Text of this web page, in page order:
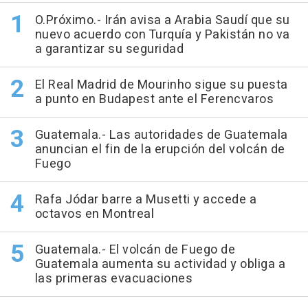
O.Próximo.- Irán avisa a Arabia Saudí que su
nuevo acuerdo con Turquía y Pakistán no va
a garantizar su seguridad
El Real Madrid de Mourinho sigue su puesta
a punto en Budapest ante el Ferencvaros
Guatemala.- Las autoridades de Guatemala
anuncian el fin de la erupción del volcán de
Fuego
Rafa Jódar barre a Musetti y accede a
octavos en Montreal
Guatemala.- El volcán de Fuego de
Guatemala aumenta su actividad y obliga a
las primeras evacuaciones